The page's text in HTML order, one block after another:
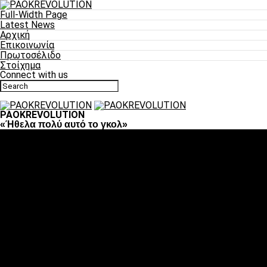
Full-Width Page
Latest News
Αρχική
Επικοινωνία
Πρωτοσέλιδο
Στοίχημα
Connect with us
PAOKREVOLUTION
«Ήθελα πολύ αυτό το γκολ»